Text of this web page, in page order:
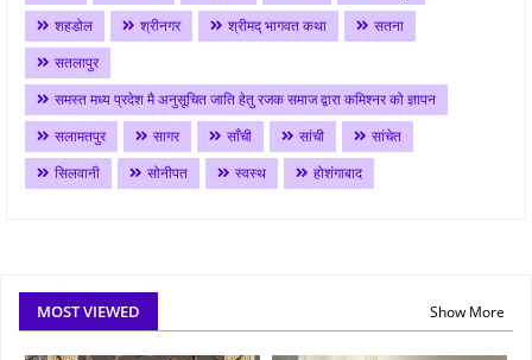
शहडोल
श्रीनगर श्रीमद् भागवत कथा
सतना
सतलापुर
समस्त मध्य प्रदेश मै अनुसूचित जाति हेतु रजक समाज द्वारा कमिश्नर को ज्ञापन
सलामतपुर
सागर साँची सांची
सांचेत
सिलवानी
सोनीपत स्वस्थ होशंगाबाद
MOST VIEWED Show More